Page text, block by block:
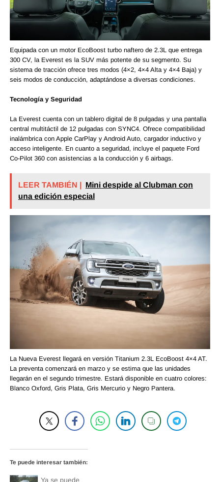
Equipada con un motor EcoBoost turbo naftero de 2.3L que entrega
300 CV, la Everest es la SUV más potente de su segmento. Su
sistema de tracción ofrece tres modos (4×2, 4×4 Alta y 4×4 Baja) y
seis modos de conducción, adaptándose a diversas condiciones.
Tecnología y Seguridad
La Everest cuenta con un tablero digital de 8 pulgadas y una pantalla
central multitáctil de 12 pulgadas con SYNC4. Ofrece compatibilidad
inalámbrica con Apple CarPlay y Android Auto, cargador inductivo y
acceso inteligente. En cuanto a seguridad, incluye el paquete Ford
Co-Pilot 360 con asistencias a la conducción y 6 airbags.
LEER TAMBIÉN | Mini despide al Clubman con
una edición especial
La Nueva Everest llegará en versión Titanium 2.3L EcoBoost 4×4 AT.
La preventa comenzará en marzo y se estima que las unidades
llegarán en el segundo trimestre. Estará disponible en cuatro colores:
Blanco Oxford, Gris Plata, Gris Mercurio y Negro Pantera.
Te puede interesar también:
Ya se puede